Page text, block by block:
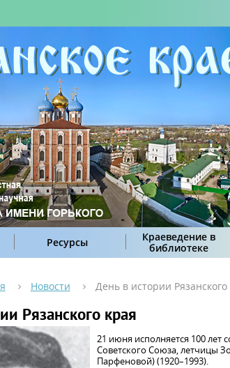
Ресурсы
Краеведение в
библиотеке
Новости День в истории Рязанского
Рязанского края
21 июня исполняется 100 лет
Советского Союза, летчицы
Парфеновой) (1920–1993).